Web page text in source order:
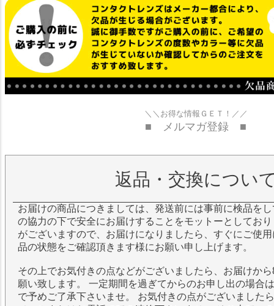
＼＼お得な情報ＧＥＴ！／／
■ メルマガ登録 ■
返品・交換につい
お届けの商品につきましては、発送前には事前に検品を
の協力の下で安全にお届けすることをモットーとしてお
がございますので、お届けになりましたら、すぐにご使
品の状態をご確認頂きます様にお願い申し上げます。
その上でお気付きの点などがございましたら、お届けか
願い致します。 一定期間を過ぎてからのお申し出の場合
で予めご了承下さいませ。 お気付きの点がございました